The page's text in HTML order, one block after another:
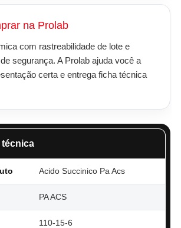
na Prolab
com rastreabilidade de lote e
segurança. A Prolab ajuda você a
certa e entrega ficha técnica
técnica
Acido Succinico Pa Acs
PA ACS
110-15-6